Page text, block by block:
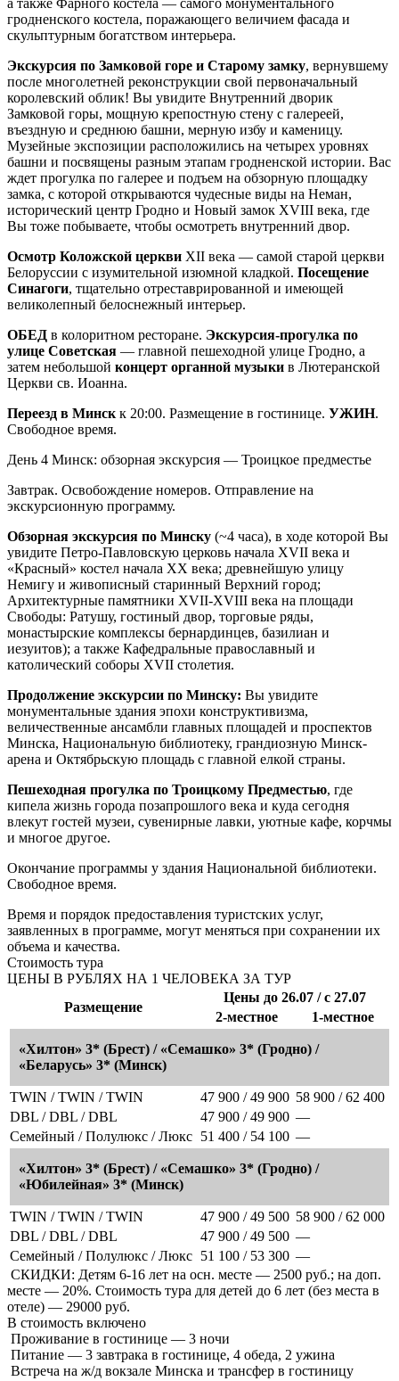
гродненского костела, поражающего величием фасада и
скульптурным богатством интерьера.
Экскурсия по Замковой горе и Старому замку, вернувшему
после многолетней реконструкции свой первоначальный
королевский облик! Вы увидите Внутренний дворик
Замковой горы, мощную крепостную стену с галереей,
въездную и среднюю башни, мерную избу и каменицу.
Музейные экспозиции расположились на четырех уровнях
башни и посвящены разным этапам гродненской истории. Вас
ждет прогулка по галерее и подъем на обзорную площадку
замка, с которой открываются чудесные виды на Неман,
исторический центр Гродно и Новый замок XVIII века, где
Вы тоже побываете, чтобы осмотреть внутренний двор.
Осмотр Коложской церкви XII века — самой старой церкви
Белоруссии с изумительной изюмной кладкой. Посещение
Синагоги, тщательно отреставрированной и имеющей
великолепный белоснежный интерьер.
ОБЕД в колоритном ресторане. Экскурсия-прогулка по
улице Советская — главной пешеходной улице Гродно, а
затем небольшой концерт органной музыки в Лютеранской
Церкви св. Иоанна.
Переезд в Минск к 20:00. Размещение в гостинице. УЖИН.
Свободное время.
День 4 Минск: обзорная экскурсия — Троицкое предместье
Завтрак. Освобождение номеров. Отправление на
экскурсионную программу.
Обзорная экскурсия по Минску (~4 часа), в ходе которой Вы
увидите Петро-Павловскую церковь начала ХVII века и
«Красный» костел начала ХХ века; древнейшую улицу
Немигу и живописный старинный Верхний город;
Архитектурные памятники XVII-XVIII века на площади
Свободы: Ратушу, гостиный двор, торговые ряды,
монастырские комплексы бернардинцев, базилиан и
иезуитов); а также Кафедральные православный и
католический соборы ХVII столетия.
Продолжение экскурсии по Минску: Вы увидите
монументальные здания эпохи конструктивизма,
величественные ансамбли главных площадей и проспектов
Минска, Национальную библиотеку, грандиозную Минск-
арена и Октябрьскую площадь с главной елкой страны.
Пешеходная прогулка по Троицкому Предместью, где
кипела жизнь города позапрошлого века и куда сегодня
влекут гостей музеи, сувенирные лавки, уютные кафе, корчмы
и многое другое.
Окончание программы у здания Национальной библиотеки.
Свободное время.
Время и порядок предоставления туристских услуг,
заявленных в программе, могут меняться при сохранении их
объема и качества.
Стоимость тура
ЦЕНЫ В РУБЛЯХ НА 1 ЧЕЛОВЕКА ЗА ТУР
Размещение
Цены до 26.07 / с 27.07
2-местное
1-местное
«Хилтон» 3* (Брест) / «Семашко» 3* (Гродно) /
«Беларусь» 3* (Минск)
TWIN / TWIN / TWIN 47 900 / 49 900 58 900 / 62 400
DBL / DBL / DBL
47 900 / 49 900 —
Семейный / Полулюкс / Люкс 51 400 / 54 100 —
«Хилтон» 3* (Брест) / «Семашко» 3* (Гродно) /
«Юбилейная» 3* (Минск)
TWIN / TWIN / TWIN 47 900 / 49 500 58 900 / 62 000
DBL / DBL / DBL
47 900 / 49 500 —
Семейный / Полулюкс / Люкс 51 100 / 53 300 —
СКИДКИ: Детям 6-16 лет на осн. месте — 2500 руб.; на доп.
месте — 20%. Стоимость тура для детей до 6 лет (без места в
отеле) — 29000 руб.
В стоимость включено
Проживание в гостинице — 3 ночи
Питание — 3 завтрака в гостинице, 4 обеда, 2 ужина
Встреча на ж/д вокзале Минска и трансфер в гостиницу